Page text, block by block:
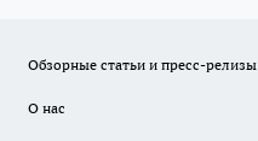
Обзорные статьи и пресс-релизы
О нас